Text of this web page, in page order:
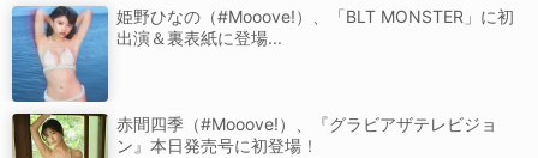
姫野ひなの（#Mooove!）、「BLT MONSTER」に初
出演＆裏表紙に登場...
赤間四季（#Mooove!）、『グラビアザテレビジョ
ン』本日発売号に初登場！